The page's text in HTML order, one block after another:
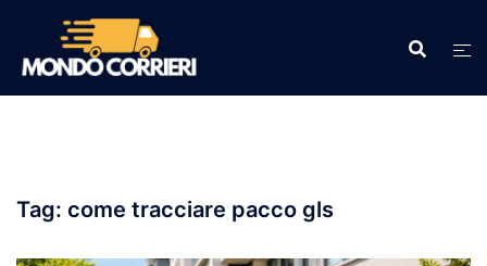
contenuto
Tag: come tracciare pacco gls